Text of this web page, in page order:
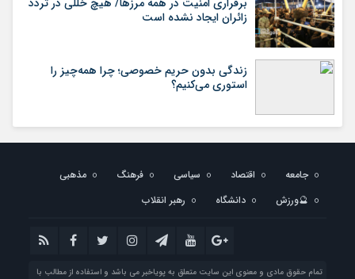
زائران ایجاد نشده است
زندگی بدون حریم خصوصی؛ چرا همه‌چیز را
استوری می‌کنیم؟
جامعه اقتصاد سیاسی فرهنگ
مذهبی
🔮ورزش
دانشگاه رهبر انقلاب
تمام حقوق مادی و معنوی این سایت متعلق به پویاخبر می باشد و استفاده از مطالب با